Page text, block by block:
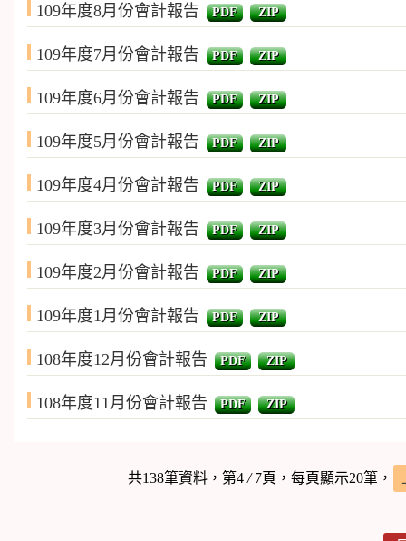
109年度8月份會計報告 PDF ZIP
109年度7月份會計報告 PDF ZIP
109年度6月份會計報告 PDF ZIP
109年度5月份會計報告 PDF ZIP
109年度4月份會計報告 PDF ZIP
109年度3月份會計報告 PDF ZIP
109年度2月份會計報告 PDF ZIP
109年度1月份會計報告 PDF ZIP
108年度12月份會計報告 PDF ZIP
108年度11月份會計報告 PDF ZIP
共138筆資料，第4 /7頁，每頁顯示20筆，